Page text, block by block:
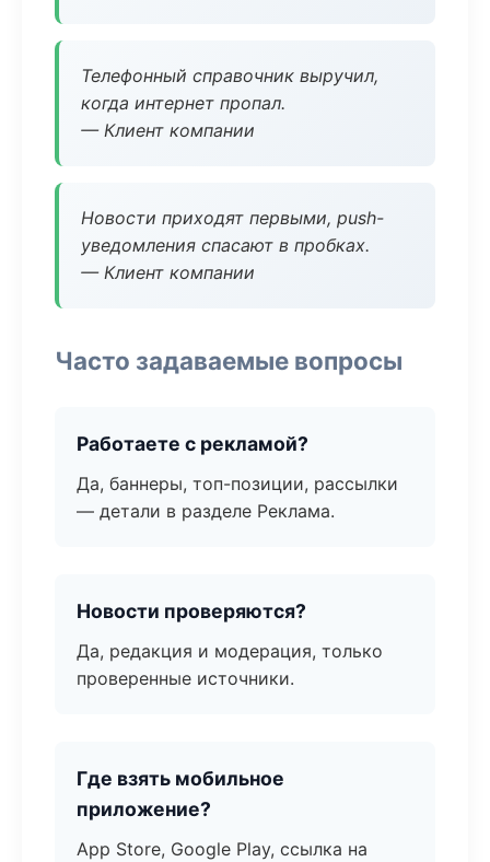
Телефонный справочник выручил,
когда интернет пропал.
— Клиент компании
Новости приходят первыми, push-
уведомления спасают в пробках.
— Клиент компании
Часто задаваемые вопросы
Работаете с рекламой?
Да, баннеры, топ-позиции, рассылки
— детали в разделе Реклама.
Новости проверяются?
Да, редакция и модерация, только
проверенные источники.
Где взять мобильное
приложение?
App Store, Google Play, ссылка на